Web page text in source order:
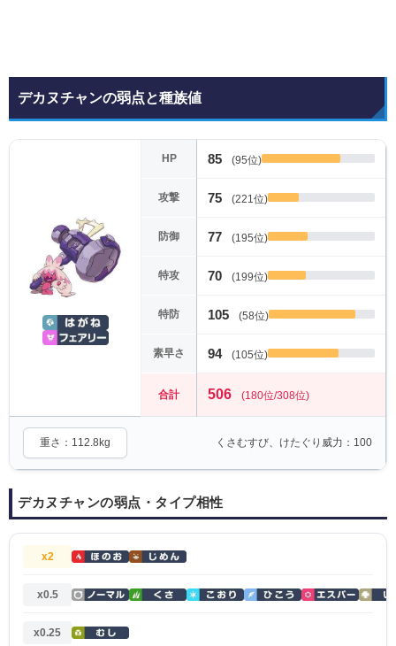
デカヌチャンの弱点と種族値
HP 85 (95位)
攻撃 75 (221位)
防御 77 (195位)
特攻 70 (199位)
特防 105 (58位)
素早さ 94 (105位)
合計 506 (180位/308位)
重さ：112.8kg くさむすび、けたぐり威力：100
デカヌチャンの弱点・タイプ相性
x2
x0.5
x0.25